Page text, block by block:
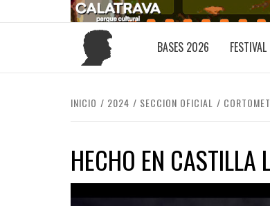
BASES 2026 FESTIVAL
INICIO 2024 SECCION OFICIAL
HECHO EN CASTILLA